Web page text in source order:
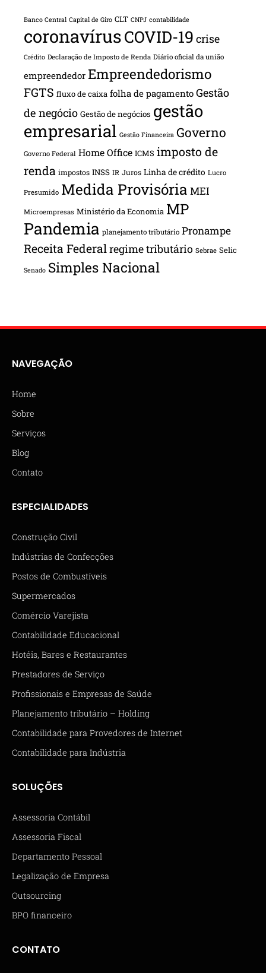
Banco Central Capital de Giro CLT CNPJ contabilidade
coronavírusCOVID-19 crise
Crédito Declaração de Imposto de Renda Diário oficial da união
empreendedor Empreendedorismo
FGTS fluxo de caixa folha de pagamento Gestão
de negócio Gestão de negócios gestão
empresarial Gestão Financeira Governo
Governo Federal Home Office ICMS imposto de
renda impostos INSS IR Juros Linha de crédito Lucro
Presumido Medida Provisória MEI
Microempresas Ministério da Economia MP
Pandemia planejamento tributário Pronampe
Receita Federalregime tributário Sebrae Selic
Senado Simples Nacional
NAVEGAÇÃO
Home
Sobre
Serviços
Blog
Contato
ESPECIALIDADES
Construção Civil
Indústrias de Confecções
Postos de Combustíveis
Supermercados
Comércio Varejista
Contabilidade Educacional
Hotéis, Bares e Restaurantes
Prestadores de Serviço
Profissionais e Empresas de Saúde
Planejamento tributário – Holding
Contabilidade para Provedores de Internet
Contabilidade para Indústria
SOLUÇÕES
Assessoria Contábil
Assessoria Fiscal
Departamento Pessoal
Legalização de Empresa
Outsourcing
BPO financeiro
CONTATO